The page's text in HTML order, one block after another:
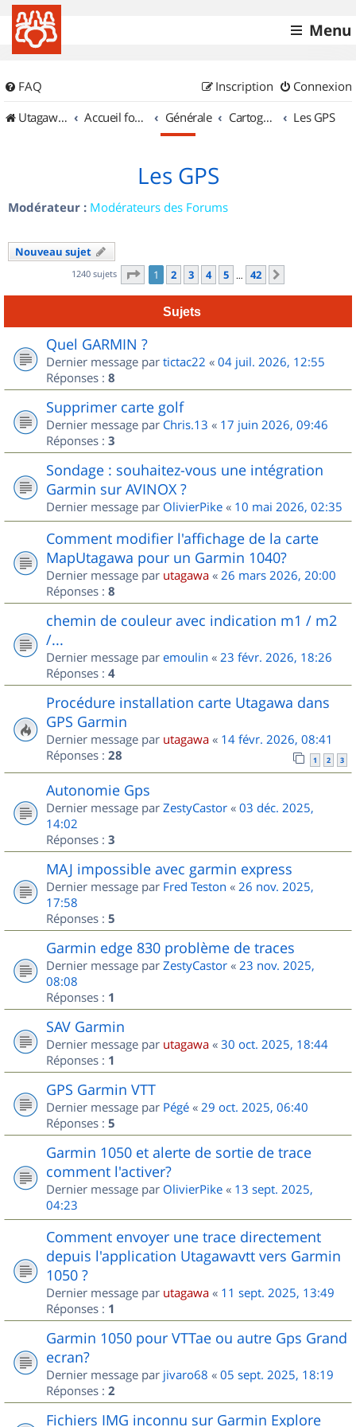
Menu
FAQ Connexion
Inscription
UtagawaVTT (Randos VTT et VTTAE avec traces GPS)
Accueil forum Générale Cartographie et GPS Les GPS
Les GPS
Modérateur : Modérateurs des Forums
Nouveau sujet
1240 sujets Page 1sur
1 2 3 4 5 … 42
Sujets
Quel GARMIN ?
Dernier message par tictac22 « 04 juil. 2026, 12:55
Réponses : 8
Supprimer carte golf
Dernier message par Chris.13 « 17 juin 2026, 09:46
Réponses : 3
Sondage : souhaitez-vous une intégration
Garmin sur AVINOX ?
Dernier message par OlivierPike « 10 mai 2026, 02:35
Comment modifier l'affichage de la carte
MapUtagawa pour un Garmin 1040?
Dernier message par utagawa « 26 mars 2026, 20:00
Réponses : 8
chemin de couleur avec indication m1 / m2
/...
Dernier message par emoulin « 23 févr. 2026, 18:26
Réponses : 4
Procédure installation carte Utagawa dans
GPS Garmin
Dernier message par utagawa « 14 févr. 2026, 08:41
Réponses : 28 1 2 3
Autonomie Gps
Dernier message par ZestyCastor « 03 déc. 2025,
14:02
Réponses : 3
MAJ impossible avec garmin express
Dernier message par Fred Teston « 26 nov. 2025,
17:58
Réponses : 5
Garmin edge 830 problème de traces
Dernier message par ZestyCastor « 23 nov. 2025,
08:08
Réponses : 1
SAV Garmin
Dernier message par utagawa « 30 oct. 2025, 18:44
Réponses : 1
GPS Garmin VTT
Dernier message par Pégé « 29 oct. 2025, 06:40
Réponses : 5
Garmin 1050 et alerte de sortie de trace
comment l'activer?
Dernier message par OlivierPike « 13 sept. 2025,
04:23
Comment envoyer une trace directement
depuis l'application Utagawavtt vers Garmin
1050 ?
Dernier message par utagawa « 11 sept. 2025, 13:49
Réponses : 1
Garmin 1050 pour VTTae ou autre Gps Grand
ecran?
Dernier message par jivaro68 « 05 sept. 2025, 18:19
Réponses : 2
Fichiers IMG inconnu sur Garmin Explore